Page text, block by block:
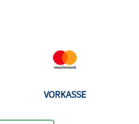
VORKASSE